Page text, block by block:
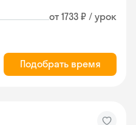
от 1733 ₽ / урок
Подобрать время